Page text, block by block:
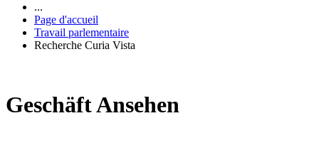
...
Page d'accueil
Travail parlementaire
Recherche Curia Vista
Geschäft Ansehen